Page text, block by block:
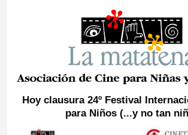
Hoy clausura 24º Festival
para Niños (...y no tan